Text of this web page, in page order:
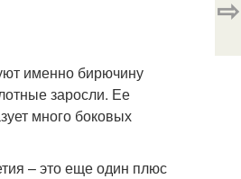
именно бирючину
заросли. Ее
много боковых
– это еще один плюс
⇨